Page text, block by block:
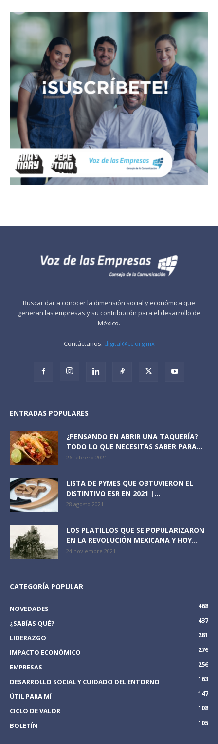
Buscar dar a conocer la dimensión social y económica que
generan las empresas y su contribución para el desarrollo de
México.
Contáctanos: digital@cc.org.mx
ENTRADAS POPULARES
¿PENSANDO EN ABRIR UNA TAQUERÍA?
TODO LO QUE NECESITAS SABER PARA...
26 febrero 2021
LISTA DE PYMES QUE OBTUVIERON EL
DISTINTIVO ESR EN 2021 |...
28 agosto 2021
LOS PLATILLOS QUE SE POPULARIZARON
EN LA REVOLUCIÓN MEXICANA Y HOY...
24 noviembre 2021
CATEGORÍA POPULAR
NOVEDADES
468
¿SABÍAS QUÉ?
437
LIDERAZGO
281
IMPACTO ECONÓMICO
276
EMPRESAS
256
DESARROLLO SOCIAL Y CUIDADO DEL ENTORNO
163
ÚTIL PARA MÍ
147
CICLO DE VALOR
108
BOLETÍN
105